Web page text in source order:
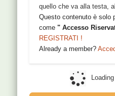
quello che va alla testa,
Questo contenuto è solo
come" Accesso
REGISTRATI !
Already a member?